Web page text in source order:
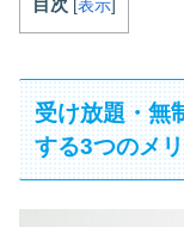
[表示]
受け放題・無
する3つのメ